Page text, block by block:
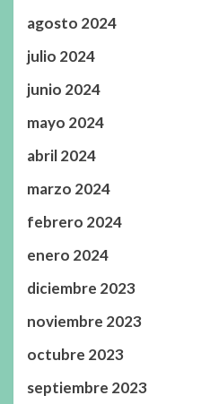
agosto 2024
julio 2024
junio 2024
mayo 2024
abril 2024
marzo 2024
febrero 2024
enero 2024
diciembre 2023
noviembre 2023
octubre 2023
septiembre 2023